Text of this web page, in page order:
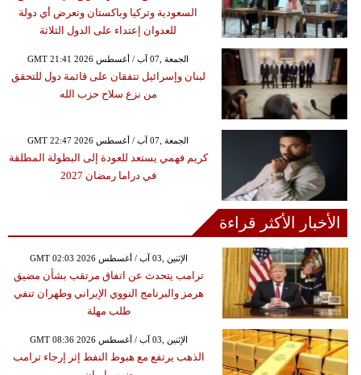
السعودية وتركيا وباكستان وتعرض أي دولة
للعدوان إعتداء على الدول الثلاثة
GMT 21:41 2026 الجمعة ,07 آب / أغسطس
لبنان وإسرائيل تتفقان على قائمة دول للتحقق
من نزع سلاح حزب الله
GMT 22:47 2026 الجمعة ,07 آب / أغسطس
كريم فهمي يستعد للعودة إلى البطولة المطلقة
في دراما رمضان 2027
الأخبار الأكثر قراءة
GMT 02:03 2026 الإثنين ,03 آب / أغسطس
ترامب يتحدث عن اتفاق مرتقب بشأن مضيق
هرمز والبرنامج النووي الإيراني وطهران تنفي
طلب مهلة
GMT 08:36 2026 الإثنين ,03 آب / أغسطس
الذهب يرتفع مع هبوط النفط إثر إرجاء ترامب